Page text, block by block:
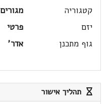
קטגוריה
מגורים
יזם
פרטי
גוף מתכנן
אדר'
תהליך אישור